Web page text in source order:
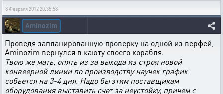
8 Февраля 2012 20:35:58
Aminozim
Проведя запланированную проверку на одной из верфей,
Aminozim вернулся в каюту своего корабля.
Твою же мать, опять из за выхода из строя новой
конвеерной линии по производству научек график
собьется на 3-4 дня. Надо бы этим поставщикам
оборудования выставить счет за неустойку, причем с